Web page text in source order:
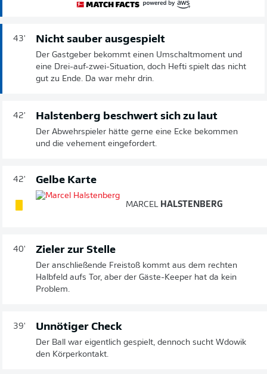
43' Nicht sauber ausgespielt
Der Gastgeber bekommt einen Umschaltmoment und
eine Drei-auf-zwei-Situation, doch Hefti spielt das nicht
gut zu Ende. Da war mehr drin.
42' Halstenberg beschwert sich zu laut
Der Abwehrspieler hätte gerne eine Ecke bekommen
und die vehement eingefordert.
42' Gelbe Karte
MARCEL HALSTENBERG
40' Zieler zur Stelle
Der anschließende Freistoß kommt aus dem rechten
Halbfeld aufs Tor, aber der Gäste-Keeper hat da kein
Problem.
39' Unnötiger Check
Der Ball war eigentlich gespielt, dennoch sucht Wdowik
den Körperkontakt.